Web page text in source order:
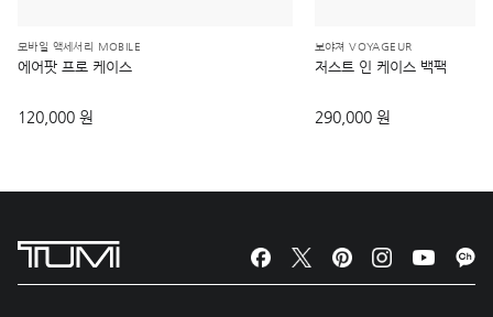
모바일 액세서리 MOBILE
에어팟 프로 케이스
120,000 원
보야져 VOYAGEUR
저스트 인 케이스 백팩
290,000 원